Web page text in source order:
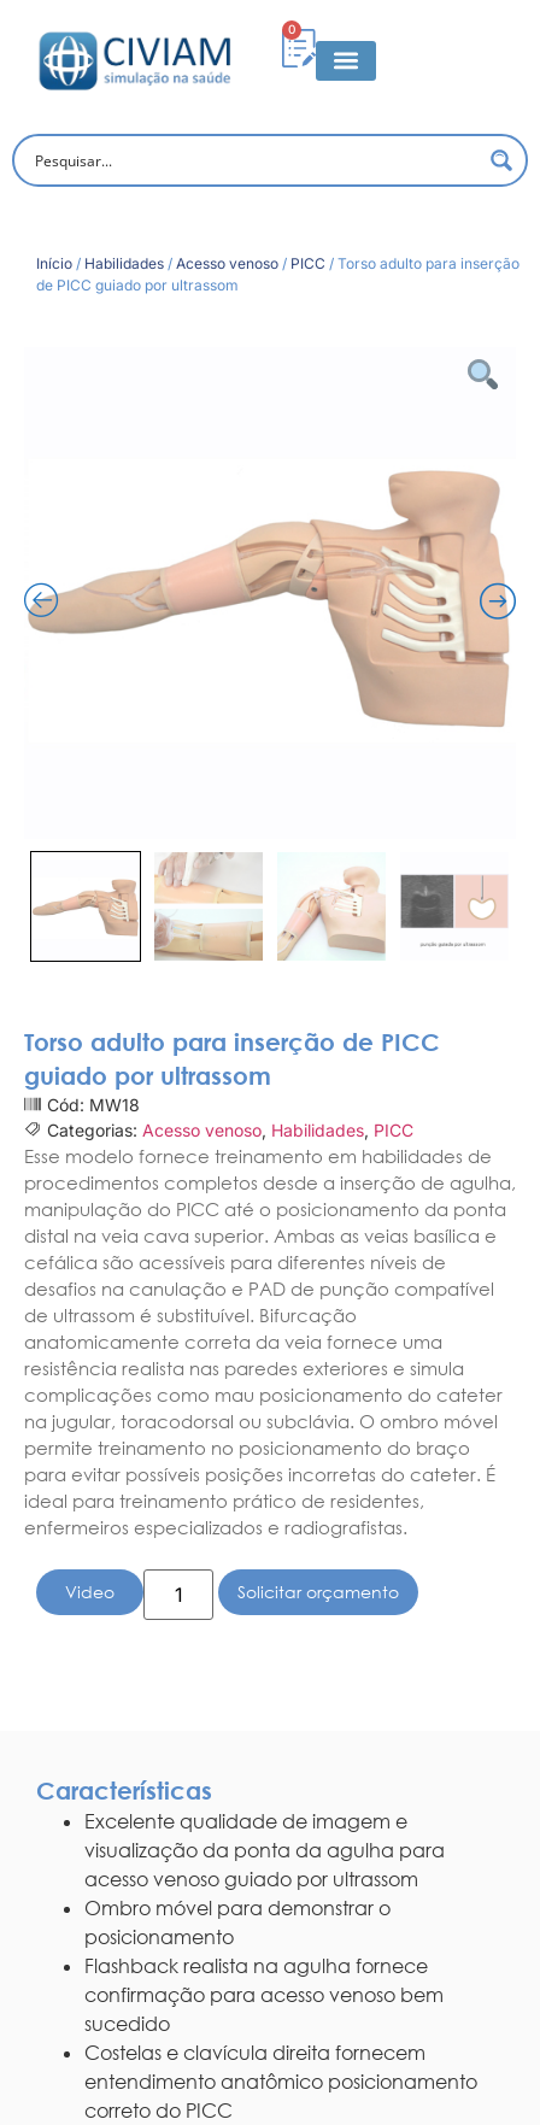
0
Início / Habilidades / Acesso venoso / PICC / Torso adulto para inserção
de PICC guiado por ultrassom
Torso adulto para inserção de PICC
guiado por ultrassom
Cód: MW18
Categorias: Acesso venoso, Habilidades, PICC
Esse modelo fornece treinamento em habilidades de
procedimentos completos desde a inserção de agulha,
manipulação do PICC até o posicionamento da ponta
distal na veia cava superior. Ambas as veias basílica e
cefálica são acessíveis para diferentes níveis de
desafios na canulação e PAD de punção compatível
de ultrassom é substituível. Bifurcação
anatomicamente correta da veia fornece uma
resistência realista nas paredes exteriores e simula
complicações como mau posicionamento do cateter
na jugular, toracodorsal ou subclávia. O ombro móvel
permite treinamento no posicionamento do braço
para evitar possíveis posições incorretas do cateter. É
ideal para treinamento prático de residentes,
enfermeiros especializados e radiografistas.
Video Solicitar orçamento
Características
Excelente qualidade de imagem e
visualização da ponta da agulha para
acesso venoso guiado por ultrassom
Ombro móvel para demonstrar o
posicionamento
Flashback realista na agulha fornece
confirmação para acesso venoso bem
sucedido
Costelas e clavícula direita fornecem
entendimento anatômico posicionamento
correto do PICC